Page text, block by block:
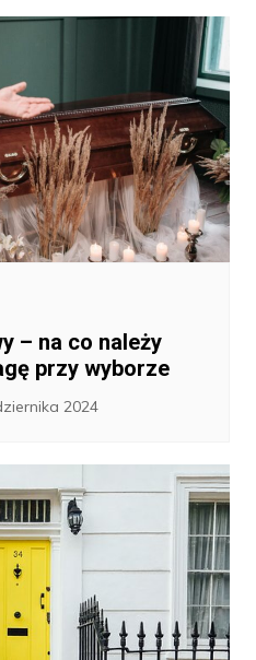
– na co należy
przy wyborze
2024